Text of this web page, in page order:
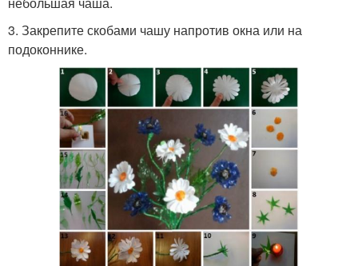
3. Закрепите скобами чашу напротив окна или на
подоконнике.